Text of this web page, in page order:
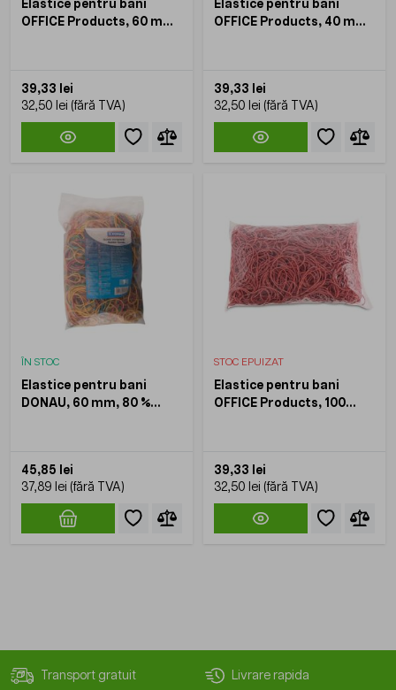
Elastice pentru bani
OFFICE Products, 60 mm,
39,33 lei
32,50 lei
Elastice pentru bani
OFFICE Products, 40 mm,
39,33 lei
32,50 lei
ÎN STOC
Elastice pentru bani
DONAU, 60 mm, 80 %
45,85 lei
37,89 lei
STOC EPUIZAT
Elastice pentru bani
OFFICE Products, 100
39,33 lei
32,50 lei
Transport gratuit Livrare rapida